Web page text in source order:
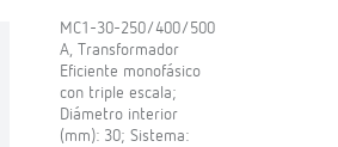
MC1-30-250/400/500
A, Transformador
Eficiente monofásico
con triple escala;
Diámetro interior
(mm): 30; Sistema: